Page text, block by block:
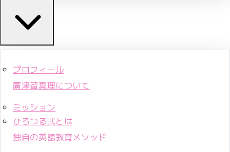
プロフィール
廣津留真理について
ミッション
ひろつる式とは
独自の英語教育メソッド